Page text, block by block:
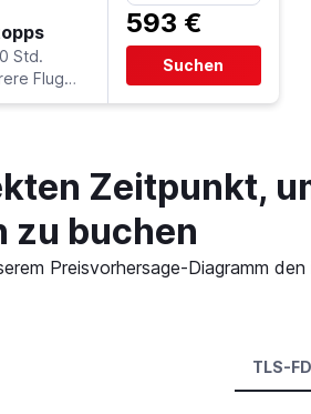
Std.
Fluglinien
593 €
Suchen
Zeitpunkt,
zu buchen
Preisvorhersage-Diagramm
TLS-